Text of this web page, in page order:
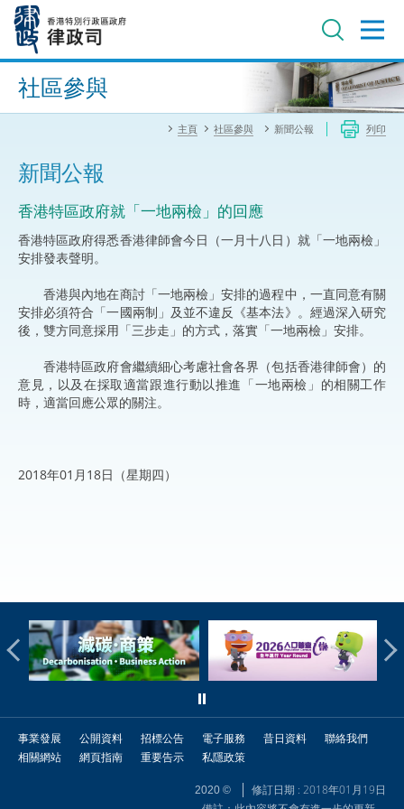
內
進階搜尋
社區參與
主頁 社區參與 新聞公報 列印
新聞公報
香港特區政府就「一地兩檢」的回應
香港特區政府得悉香港律師會今日（一月十八日）就「一地兩檢」
安排發表聲明。
香港與內地在商討「一地兩檢」安排的過程中，一直同意有關
安排必須符合「一國兩制」及並不違反《基本法》。經過深入研究
後，雙方同意採用「三步走」的方式，落實「一地兩檢」安排。
香港特區政府會繼續細心考慮社會各界（包括香港律師會）的
意見，以及在採取適當跟進行動以推進「一地兩檢」的相關工作
時，適當回應公眾的關注。
2018年01月18日（星期四）
事業發展 公開資料 招標公告 電子服務 昔日資料
聯絡我們
相關網站
網頁指南 重要告示 私隱政策
2020 ©
修訂日期 : 2018年01月19日